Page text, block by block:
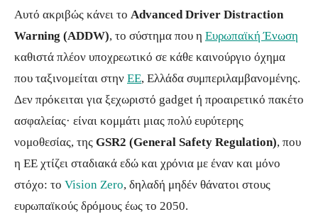
Αυτό ακριβώς κάνει το Advanced Driver Distraction
Warning (ADDW), το σύστημα που η Ευρωπαϊκή Ένωση
καθιστά πλέον υποχρεωτικό σε κάθε καινούργιο όχημα
που ταξινομείται στην ΕΕ, Ελλάδα συμπεριλαμβανομένης.
Δεν πρόκειται για ξεχωριστό gadget ή προαιρετικό πακέτο
ασφαλείας· είναι κομμάτι μιας πολύ ευρύτερης
νομοθεσίας, της GSR2 (General Safety Regulation), που
η ΕΕ χτίζει σταδιακά εδώ και χρόνια με έναν και μόνο
στόχο: το Vision Zero, δηλαδή μηδέν θάνατοι στους
ευρωπαϊκούς δρόμους έως το 2050.